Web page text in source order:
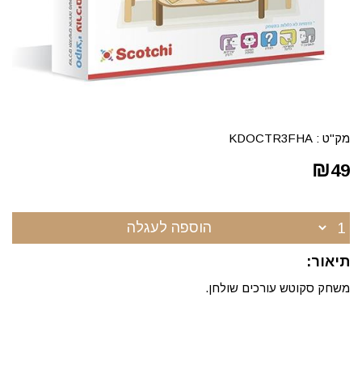
מק"ט : KDOCTR3FHA
₪49
הוספה לעגלה
תיאור:
משחק סקוטש עורכים שולחן.